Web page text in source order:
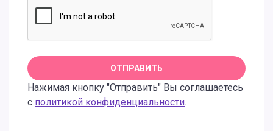
Нажимая кнопку "Отправить" Вы соглашаетесь
с политикой конфиденциальности.